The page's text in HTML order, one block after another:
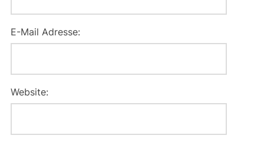
E-Mail Adresse:
Website: